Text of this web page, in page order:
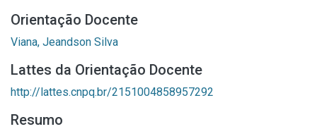
Orientação Docente
Viana, Jeandson Silva
Lattes da Orientação Docente
http://lattes.cnpq.br/2151004858957292
Resumo